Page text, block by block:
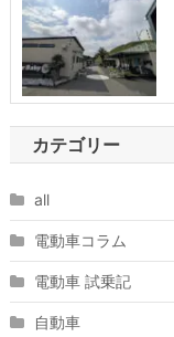
カテゴリー
all
電動車コラム
電動車 試乗記
自動車